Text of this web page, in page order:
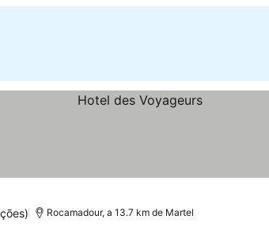
Rocamadour, a 13.7 km de Martel